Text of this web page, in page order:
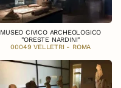
MUSEO CIVICO ARCHEOLOGICO
"ORESTE NARDINI"
00049 VELLETRI - ROMA